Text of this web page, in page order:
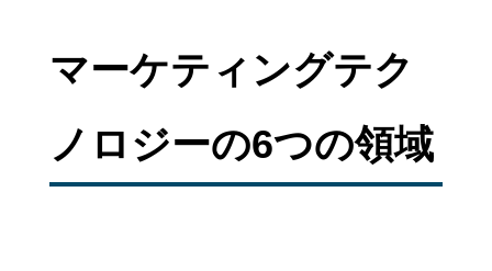
マーケティングテク
ノロジーの6つの領域